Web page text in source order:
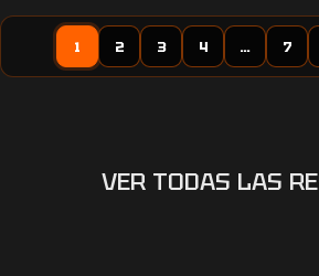
1 2 3 4 … 7
VER TODAS LAS